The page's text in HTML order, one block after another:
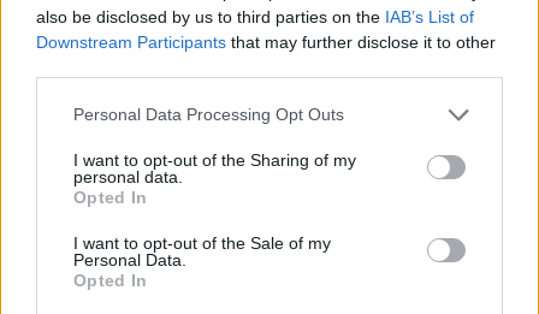
also be disclosed by us to third parties on the IAB’s List of
Downstream Participants that may further disclose it to other
Please note that this website/app uses one or more Google
not limited to your visit or usage behaviour. You may click to
grant or deny consent to Google and its third-party tags to
use your data for below specified purposes in below Google
consent section.
Personal Data Processing Opt Outs
I want to opt-out of the Sharing of my
personal data.
Opted In
I want to opt-out of the Sale of my
Personal Data.
Opted In
Τουρκίας σε σύγκριση με 94,2% τον Ιούνιο. Ήταν το
μεγαλύτερο περιθώριο που έχει καταγραφεί μεταξύ
του πληθωρισμού της Κωνσταντινούπολης και των
δεδομένων σε εθνικό επίπεδο. ΟΌμιλος ENAG
ισχυρίζονται ότι χρησιμοποιούν ουσιαστικά την
ίδια μέθοδο και καλάθι αγαθών για τον υπολογισμό
του πληθωρισμού με την κυβέρνηση, δήλωσε την
Τετάρτη ότι ο ετήσιος πληθωρισμός στη χώρα